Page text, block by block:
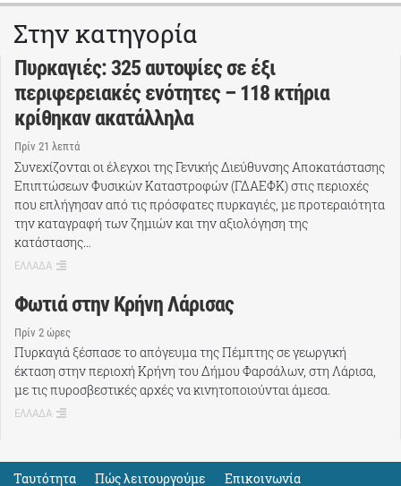
Στην κατηγορία
Πυρκαγιές: 325 αυτοψίες σε έξι
περιφερειακές ενότητες – 118 κτήρια
κρίθηκαν ακατάλληλα
Πρίν 21 λεπτά
Συνεχίζονται οι έλεγχοι της Γενικής Διεύθυνσης Αποκατάστασης
Επιπτώσεων Φυσικών Καταστροφών (ΓΔΑΕΦΚ) στις περιοχές
που επλήγησαν από τις πρόσφατες πυρκαγιές, με προτεραιότητα
την καταγραφή των ζημιών και την αξιολόγηση της
κατάστασης…
ΕΛΛΑΔΑ
Φωτιά στην Κρήνη Λάρισας
Πρίν 2 ώρες
Πυρκαγιά ξέσπασε το απόγευμα της Πέμπτης σε γεωργική
έκταση στην περιοχή Κρήνη του Δήμου Φαρσάλων, στη Λάρισα,
με τις πυροσβεστικές αρχές να κινητοποιούνται άμεσα.
ΕΛΛΑΔΑ
Ταυτότητα Πώς λειτουργούμε Eπικοινωνία